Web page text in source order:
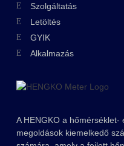
Szolgáltatás
Letöltés
GYIK
Alkalmazás
A HENGKO a
megoldások kiemelkedő